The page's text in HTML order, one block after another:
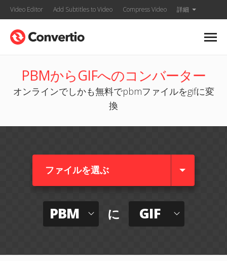
Video Editor Add Subtitles to Video Compress Video 詳細
PBMからGIFへのコンバーター
オンラインでしかも無料でpbmファイルをgifに変
換
ファイルを選ぶ
PBM に GIF